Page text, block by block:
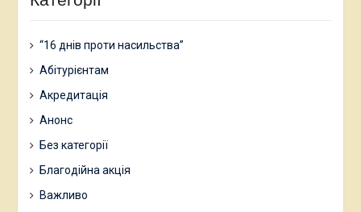
“16 днів проти насильства”
Абітурієнтам
Акредитація
Анонс
Без категорії
Благодійна акція
Важливо